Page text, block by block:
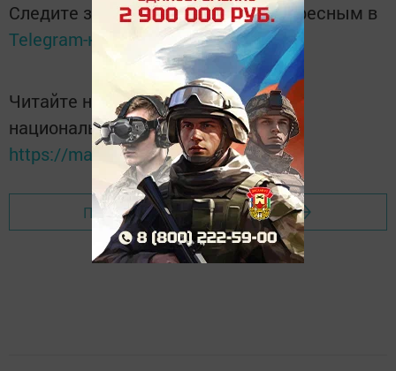
Следите за самым важным и интересным в
Telegram-канале
Татмедиа
Читайте новости Татарстана в
национальном мессенджере MАХ:
https://max.ru/tatmedia
Перейти на страницу новости